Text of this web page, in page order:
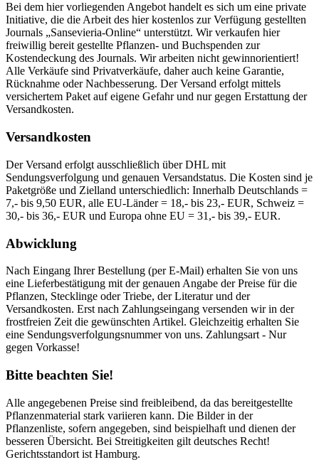
Bei dem hier vorliegenden Angebot handelt es sich um eine private
Initiative, die die Arbeit des hier kostenlos zur Verfügung gestellten
Journals „Sansevieria-Online“ unterstützt. Wir verkaufen hier
freiwillig bereit gestellte Pflanzen- und Buchspenden zur
Kostendeckung des Journals. Wir arbeiten nicht gewinnorientiert!
Alle Verkäufe sind Privatverkäufe, daher auch keine Garantie,
Rücknahme oder Nachbesserung. Der Versand erfolgt mittels
versichertem Paket auf eigene Gefahr und nur gegen Erstattung der
Versandkosten.
Versandkosten
Der Versand erfolgt ausschließlich über DHL mit
Sendungsverfolgung und genauen Versandstatus. Die Kosten sind je
Paketgröße und Zielland unterschiedlich: Innerhalb Deutschlands =
7,- bis 9,50 EUR, alle EU-Länder = 18,- bis 23,- EUR, Schweiz =
30,- bis 36,- EUR und Europa ohne EU = 31,- bis 39,- EUR.
Abwicklung
Nach Eingang Ihrer Bestellung (per E-Mail) erhalten Sie von uns
eine Lieferbestätigung mit der genauen Angabe der Preise für die
Pflanzen, Stecklinge oder Triebe, der Literatur und der
Versandkosten. Erst nach Zahlungseingang versenden wir in der
frostfreien Zeit die gewünschten Artikel. Gleichzeitig erhalten Sie
eine Sendungsverfolgungsnummer von uns. Zahlungsart - Nur
gegen Vorkasse!
Bitte beachten Sie!
Alle angegebenen Preise sind freibleibend, da das bereitgestellte
Pflanzenmaterial stark variieren kann. Die Bilder in der
Pflanzenliste, sofern angegeben, sind beispielhaft und dienen der
besseren Übersicht. Bei Streitigkeiten gilt deutsches Recht!
Gerichtsstandort ist Hamburg.